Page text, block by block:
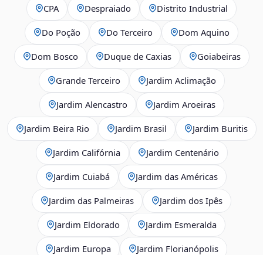
CPA Despraiado Distrito Industrial
Do Poção Do Terceiro Dom Aquino
Dom Bosco Duque de Caxias Goiabeiras
Grande Terceiro Jardim Aclimação
Jardim Alencastro Jardim Aroeiras
Jardim Beira Rio Jardim Brasil Jardim Buritis
Jardim Califórnia Jardim Centenário
Jardim Cuiabá Jardim das Américas
Jardim das Palmeiras Jardim dos Ipês
Jardim Eldorado Jardim Esmeralda
Jardim Europa Jardim Florianópolis